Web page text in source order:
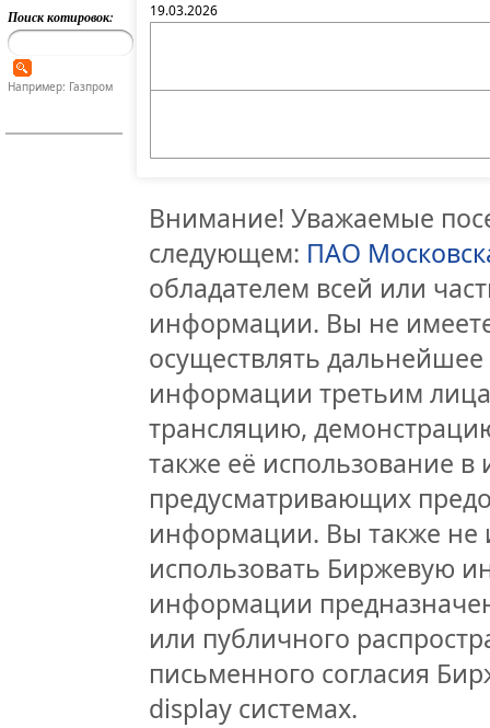
Поиск котировок:
Например: Газпром
19.03.2026
Внимание! Уважаемые
следующем: ПАО
обладателем всей или
информации. Вы не
осуществлять
информации третьим
трансляцию,
также её использование
предусматривающих
информации. Вы также не
использовать Биржевую
информации
или публичного
письменного согласия
display системах.